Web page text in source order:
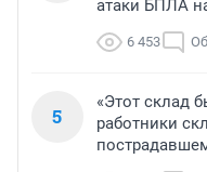
атаки БПЛА
6 453
5
«Этот склад
работники